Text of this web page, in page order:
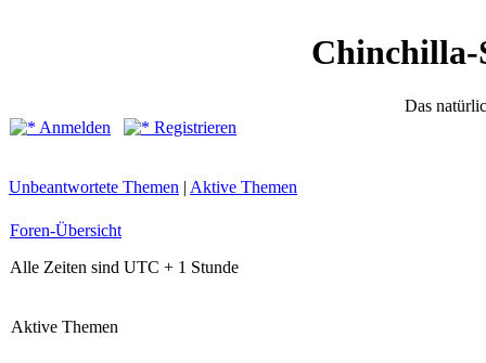
Chinchilla-
Das
Anmelden
Registrieren
Unbeantwortete Themen | Aktive Themen
Foren-Übersicht
Alle Zeiten sind UTC + 1 Stunde
Aktive Themen